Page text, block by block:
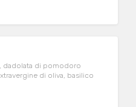
dadolata di pomodoro
di oliva, basilico